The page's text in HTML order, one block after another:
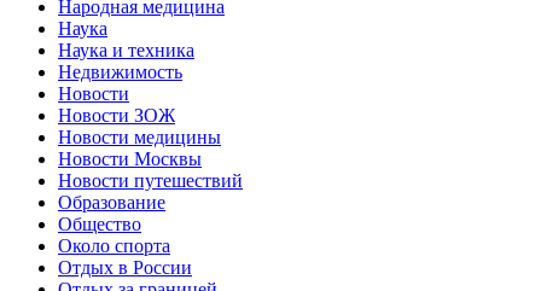
Народная медицина
Наука
Наука и техника
Недвижимость
Новости
Новости ЗОЖ
Новости медицины
Новости Москвы
Новости путешествий
Образование
Общество
Около спорта
Отдых в России